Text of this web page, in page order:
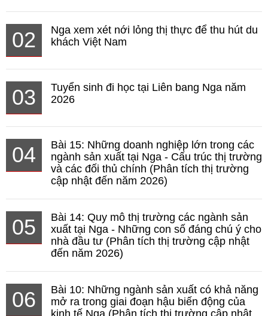
02
Nga xem xét nới lỏng thị thực để thu hút du
khách Việt Nam
03
Tuyển sinh đi học tại Liên bang Nga năm
2026
04
Bài 15: Những doanh nghiệp lớn trong các
ngành sản xuất tại Nga - Cấu trúc thị trường
và các đối thủ chính (Phân tích thị trường
cập nhật đến năm 2026)
05
Bài 14: Quy mô thị trường các ngành sản
xuất tại Nga - Những con số đáng chú ý cho
nhà đầu tư (Phân tích thị trường cập nhật
đến năm 2026)
06
Bài 10: Những ngành sản xuất có khả năng
mở ra trong giai đoạn hậu biến động của
kinh tế Nga (Phân tích thị trường cập nhật